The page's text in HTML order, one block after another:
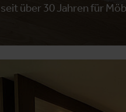
über 30 Jahren für